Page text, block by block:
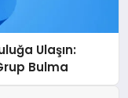
Ulaşın:
Bulma